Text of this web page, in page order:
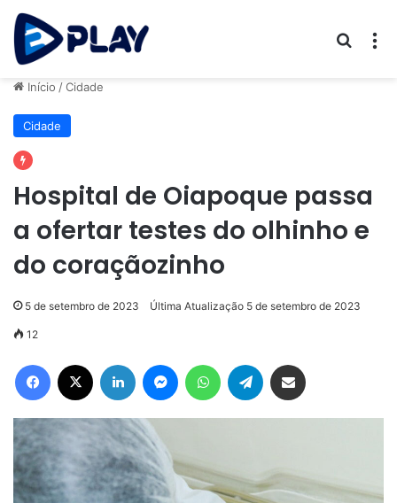
Início /Cidade
Cidade
Hospital de Oiapoque passa
a ofertar testes do olhinho e
do coraçãozinho
5 de setembro de 2023 Última Atualização 5 de setembro de 2023
12
Facebook Linkedin MessengerWhatsAppTelegram